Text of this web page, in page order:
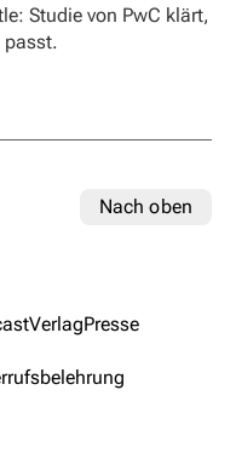
Studie von PwC klärt,
passt.
Nach oben
VerlagPresse